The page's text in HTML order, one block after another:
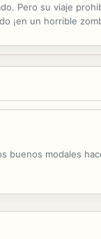
Pero su viaje
¡en un horrible
buenos modales